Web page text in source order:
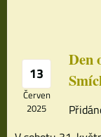
13
Červen
2025
Den